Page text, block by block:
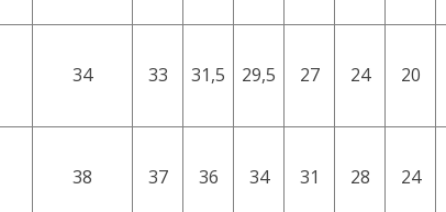
34 33 31,5 29,5 27 24 20
38 37 36 34 31 28 24